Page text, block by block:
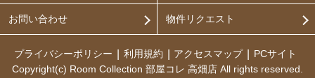
お問い合わせ 物件リクエスト
プライバシーポリシー 利用規約 アクセスマップ
PCサイト
Copyright(c) Room Collection 部屋コレ 高畑店 All rights reserved.